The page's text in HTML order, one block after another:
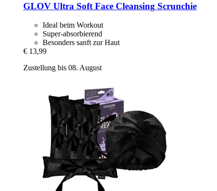
GLOV Ultra Soft Face Cleansing Scrunchie
Ideal beim Workout
Super-absorbierend
Besonders sanft zur Haut
€ 13,99
Zustellung bis 08. August